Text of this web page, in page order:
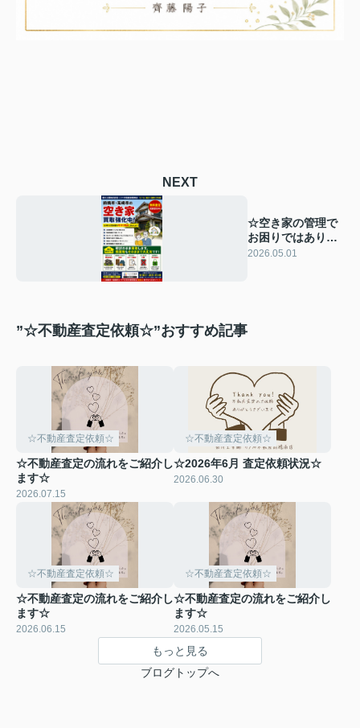
NEXT
☆空き家の管理で
お困りではありま
せんか？☆
2026.05.01
”☆不動産査定依頼☆”おすすめ記事
☆不動産査定依頼☆
☆不動産査定の流れをご紹介し
ます☆
2026.07.15
☆不動産査定依頼☆
☆2026年6月 査定依頼状況☆
2026.06.30
☆不動産査定依頼☆
☆不動産査定の流れをご紹介し
ます☆
2026.06.15
☆不動産査定依頼☆
☆不動産査定の流れをご紹介し
ます☆
2026.05.15
もっと見る
ブログトップへ